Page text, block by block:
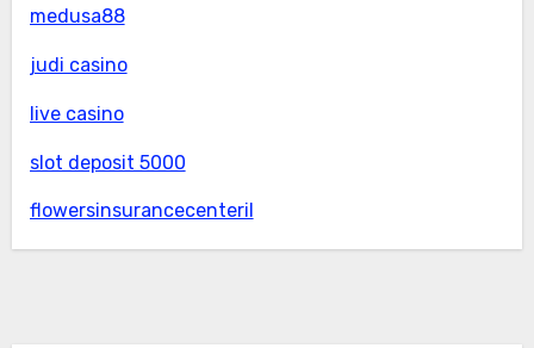
medusa88
judi casino
live casino
slot deposit 5000
flowersinsurancecenteril